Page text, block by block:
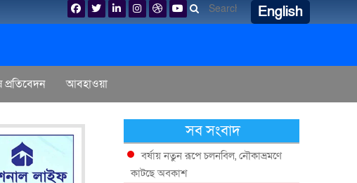
English
প্রতিবেদন আবহাওয়া
সব সংবাদ
বর্ষায় নতুন রূপে চলনবিল, নৌকাভ্রমণে
কাটছে অবকাশ